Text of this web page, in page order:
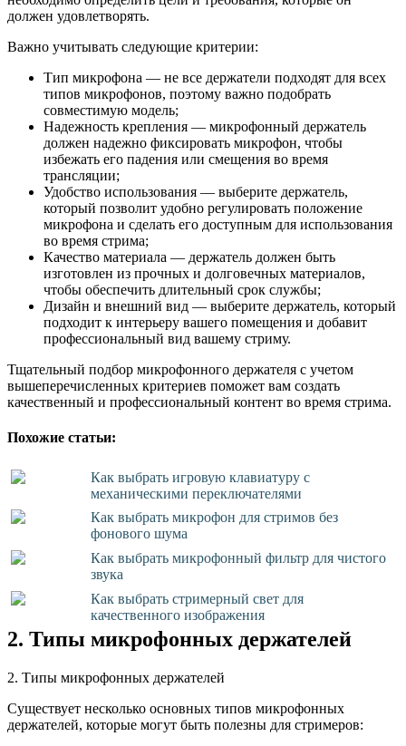
должен удовлетворять.
Важно учитывать следующие критерии:
Тип микрофона — не все держатели подходят для всех
типов микрофонов, поэтому важно подобрать
совместимую модель;
Надежность крепления — микрофонный держатель
должен надежно фиксировать микрофон, чтобы
избежать его падения или смещения во время
трансляции;
Удобство использования — выберите держатель,
который позволит удобно регулировать положение
микрофона и сделать его доступным для использования
во время стрима;
Качество материала — держатель должен быть
изготовлен из прочных и долговечных материалов,
чтобы обеспечить длительный срок службы;
Дизайн и внешний вид — выберите держатель, который
подходит к интерьеру вашего помещения и добавит
профессиональный вид вашему стриму.
Тщательный подбор микрофонного держателя с учетом
вышеперечисленных критериев поможет вам создать
качественный и профессиональный контент во время стрима.
Похожие статьи:
Как выбрать игровую клавиатуру с
механическими переключателями
Как выбрать микрофон для стримов без
фонового шума
Как выбрать микрофонный фильтр для чистого
звука
Как выбрать стримерный свет для
качественного изображения
2. Типы микрофонных держателей
2. Типы микрофонных держателей
Существует несколько основных типов микрофонных
держателей, которые могут быть полезны для стримеров: